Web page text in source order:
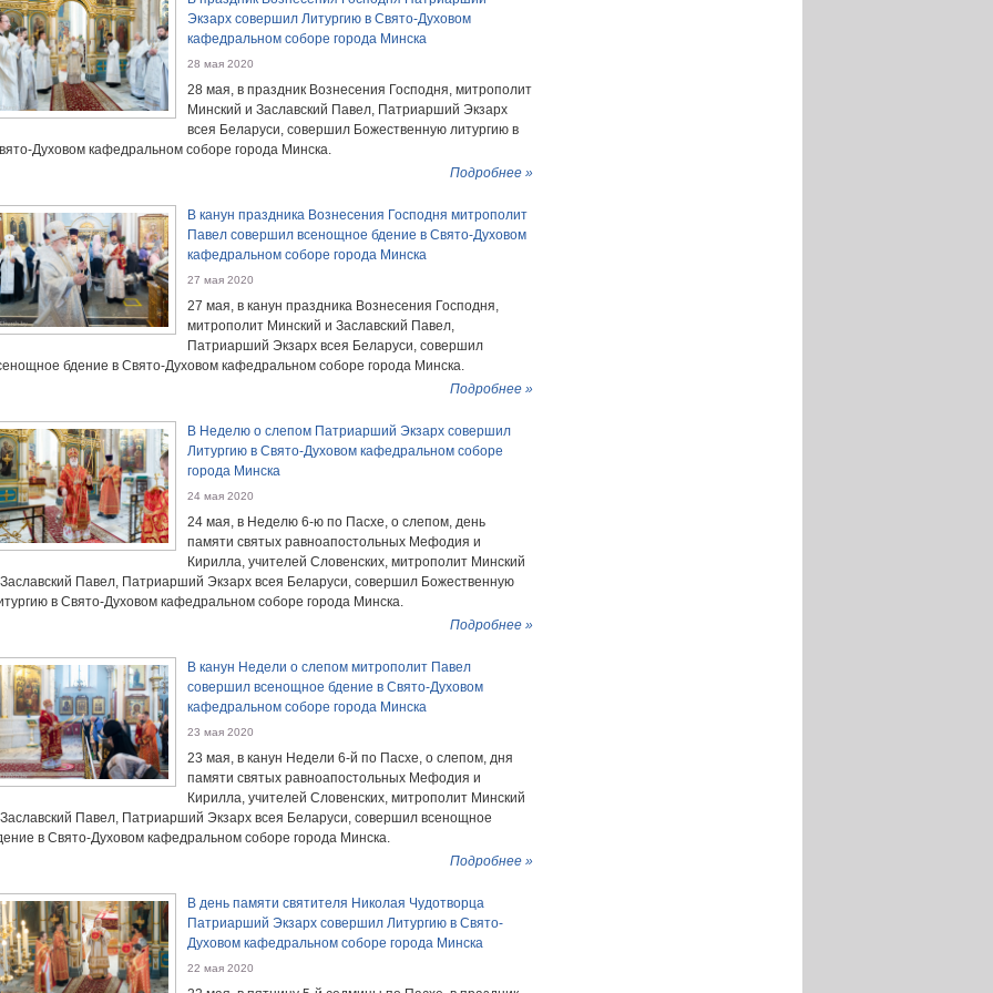
Экзарх совершил Литургию в Свято-Духовом
кафедральном соборе города Минска
28 мая 2020
28 мая, в праздник Вознесения Господня, митрополит
Минский и Заславский Павел, Патриарший Экзарх
всея Беларуси, совершил Божественную литургию в
Духовом кафедральном соборе города Минска.
Подробнее »
В канун праздника Вознесения Господня митрополит
Павел совершил всенощное бдение в Свято-Духовом
кафедральном соборе города Минска
27 мая 2020
27 мая, в канун праздника Вознесения Господня,
митрополит Минский и Заславский Павел,
Патриарший Экзарх всея Беларуси, совершил
бдение в Свято-Духовом кафедральном соборе города Минска.
Подробнее »
В Неделю о слепом Патриарший Экзарх совершил
Литургию в Свято-Духовом кафедральном соборе
города Минска
24 мая 2020
24 мая, в Неделю 6-ю по Пасхе, о слепом, день
памяти святых равноапостольных Мефодия и
Кирилла, учителей Словенских, митрополит Минский
Павел, Патриарший Экзарх всея Беларуси, совершил Божественную
в Свято-Духовом кафедральном соборе города Минска.
Подробнее »
В канун Недели о слепом митрополит Павел
совершил всенощное бдение в Свято-Духовом
кафедральном соборе города Минска
23 мая 2020
23 мая, в канун Недели 6-й по Пасхе, о слепом, дня
памяти святых равноапостольных Мефодия и
Кирилла, учителей Словенских, митрополит Минский
Павел, Патриарший Экзарх всея Беларуси, совершил всенощное
в Свято-Духовом кафедральном соборе города Минска.
Подробнее »
В день памяти святителя Николая Чудотворца
Патриарший Экзарх совершил Литургию в Свято-
Духовом кафедральном соборе города Минска
22 мая 2020